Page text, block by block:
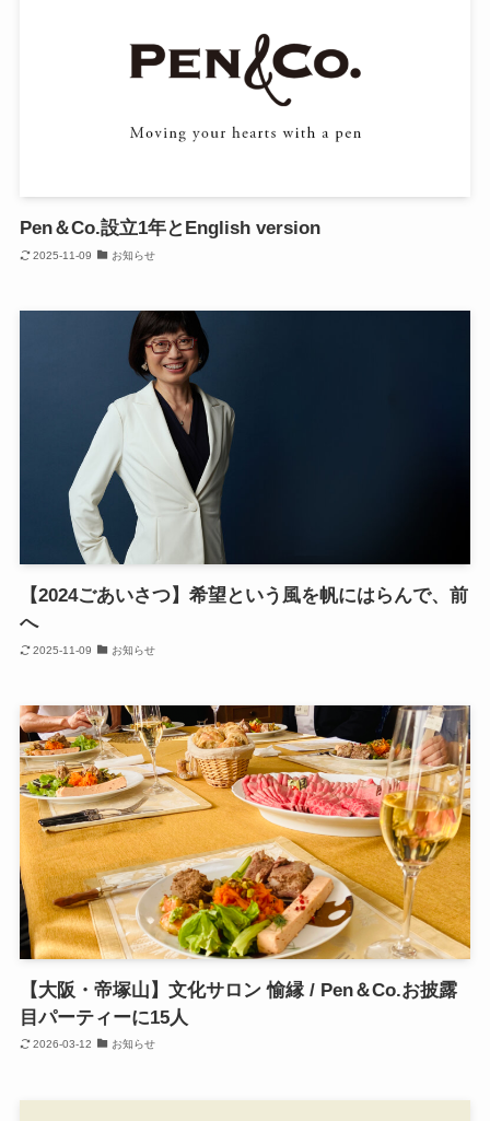
Pen＆Co.設立1年とEnglish version
2025-11-09 お知らせ
【2024ごあいさつ】希望という風を帆にはらんで、前
へ
2025-11-09 お知らせ
【大阪・帝塚山】文化サロン 愉縁 / Pen＆Co.お披露
目パーティーに15人
2026-03-12 お知らせ